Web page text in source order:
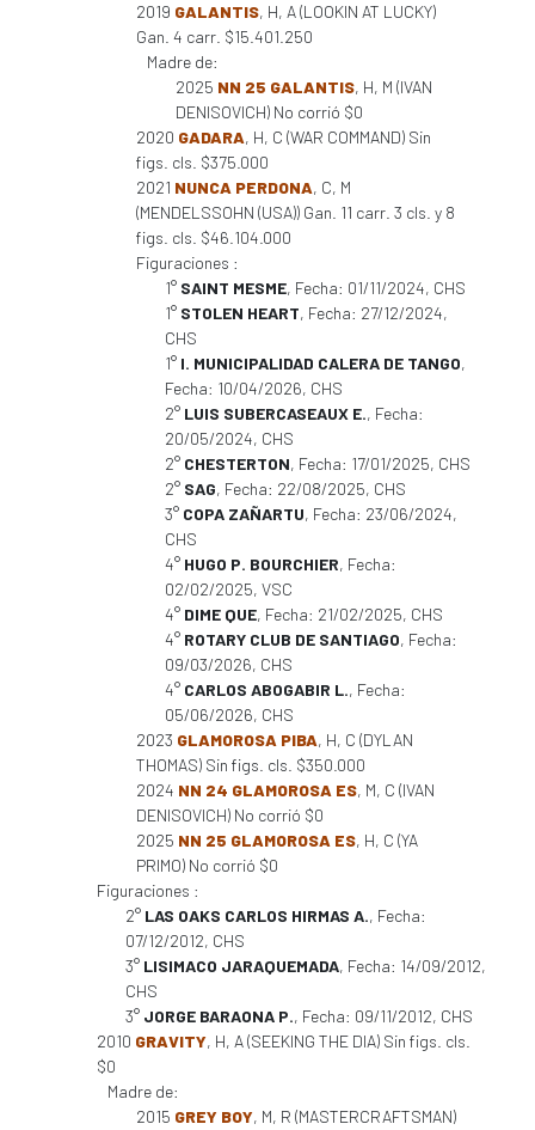
2019 GALANTIS, H, A (LOOKIN AT LUCKY)
Gan. 4 carr. $15.401.250
Madre de:
2025 NN 25 GALANTIS, H, M (IVAN
DENISOVICH) No corrió $0
2020 GADARA, H, C (WAR COMMAND) Sin
figs. cls. $375.000
2021 NUNCA PERDONA, C, M
(MENDELSSOHN (USA)) Gan. 11 carr. 3 cls. y 8
figs. cls. $46.104.000
Figuraciones :
1° SAINT MESME, Fecha: 01/11/2024, CHS
1° STOLEN HEART, Fecha: 27/12/2024,
CHS
1° I. MUNICIPALIDAD CALERA DE TANGO,
Fecha: 10/04/2026, CHS
2° LUIS SUBERCASEAUX E., Fecha:
20/05/2024, CHS
2° CHESTERTON, Fecha: 17/01/2025, CHS
2° SAG, Fecha: 22/08/2025, CHS
3° COPA ZAÑARTU, Fecha: 23/06/2024,
CHS
4° HUGO P. BOURCHIER, Fecha:
02/02/2025, VSC
4° DIME QUE, Fecha: 21/02/2025, CHS
4° ROTARY CLUB DE SANTIAGO, Fecha:
09/03/2026, CHS
4° CARLOS ABOGABIR L., Fecha:
05/06/2026, CHS
2023 GLAMOROSA PIBA, H, C (DYLAN
THOMAS) Sin figs. cls. $350.000
2024 NN 24 GLAMOROSA ES, M, C (IVAN
DENISOVICH) No corrió $0
2025 NN 25 GLAMOROSA ES, H, C (YA
PRIMO) No corrió $0
Figuraciones :
2° LAS OAKS CARLOS HIRMAS A., Fecha:
07/12/2012, CHS
3° LISIMACO JARAQUEMADA, Fecha: 14/09/2012,
CHS
3° JORGE BARAONA P., Fecha: 09/11/2012, CHS
2010 GRAVITY, H, A (SEEKING THE DIA) Sin figs. cls.
$0
Madre de:
2015 GREY BOY, M, R (MASTERCRAFTSMAN)